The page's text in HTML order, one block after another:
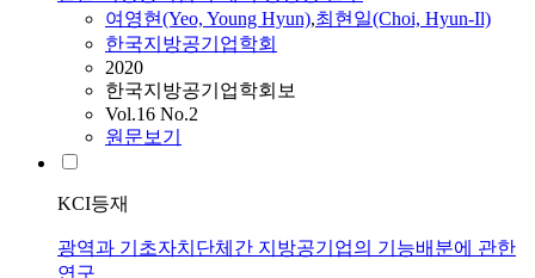
여영현(Yeo, Young Hyun),최현일(Choi, Hyun-Il)
한국지방공기업학회
2020
한국지방공기업학회보
Vol.16 No.2
원문보기
KCI등재
광역과 기초자치단체간 지방공기업의 기능배분에 관한
연구